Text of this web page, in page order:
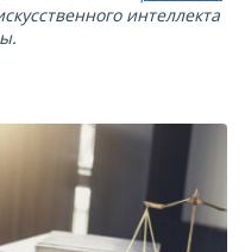
интеллекта